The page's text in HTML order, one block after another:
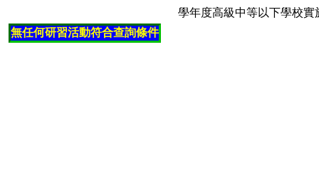
學年度高級中等以下學校
無任何研習活動符合查詢條件